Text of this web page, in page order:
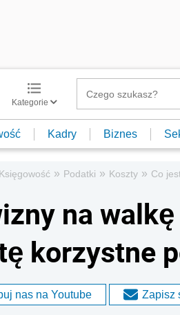
Kategorie
Kadry Biznes
Księgowość » Podatki » Koszty » Co
na
korzystne
nas na Youtube Zapisz